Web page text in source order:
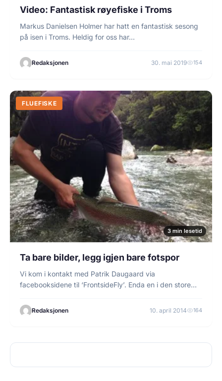
Video: Fantastisk røyefiske i Troms
Markus Danielsen Holmer har hatt en fantastisk sesong
på isen i Troms. Heldig for oss har…
Redaksjonen 30. mai 2019 154
FLUEFISKE
3 min lesetid
Ta bare bilder, legg igjen bare fotspor
Vi kom i kontakt med Patrik Daugaard via
facebooksidene til ‘FrontsideFly’. Enda en i den store…
Redaksjonen 10. april 2014 164